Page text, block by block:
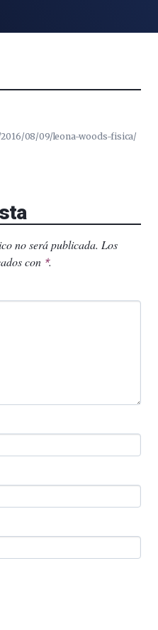
08/09/leona-woods-fisica/
no será publicada. Los
con *.